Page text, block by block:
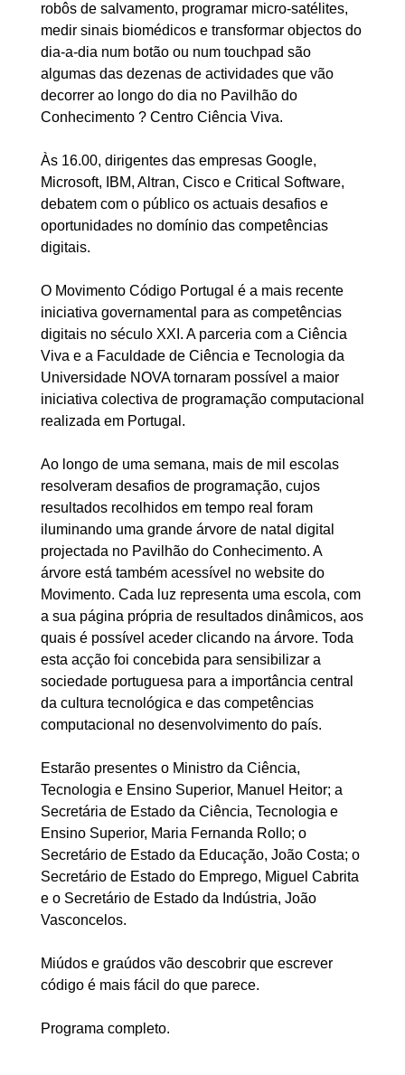
robôs de salvamento, programar micro-satélites,
medir sinais biomédicos e transformar objectos do
dia-a-dia num botão ou num touchpad são
algumas das dezenas de actividades que vão
decorrer ao longo do dia no Pavilhão do
Conhecimento ? Centro Ciência Viva.
Às 16.00, dirigentes das empresas Google,
Microsoft, IBM, Altran, Cisco e Critical Software,
debatem com o público os actuais desafios e
oportunidades no domínio das competências
digitais.
O Movimento Código Portugal é a mais recente
iniciativa governamental para as competências
digitais no século XXI. A parceria com a Ciência
Viva e a Faculdade de Ciência e Tecnologia da
Universidade NOVA tornaram possível a maior
iniciativa colectiva de programação computacional
realizada em Portugal.
Ao longo de uma semana, mais de mil escolas
resolveram desafios de programação, cujos
resultados recolhidos em tempo real foram
iluminando uma grande árvore de natal digital
projectada no Pavilhão do Conhecimento. A
árvore está também acessível no website do
Movimento. Cada luz representa uma escola, com
a sua página própria de resultados dinâmicos, aos
quais é possível aceder clicando na árvore. Toda
esta acção foi concebida para sensibilizar a
sociedade portuguesa para a importância central
da cultura tecnológica e das competências
computacional no desenvolvimento do país.
Estarão presentes o Ministro da Ciência,
Tecnologia e Ensino Superior, Manuel Heitor; a
Secretária de Estado da Ciência, Tecnologia e
Ensino Superior, Maria Fernanda Rollo; o
Secretário de Estado da Educação, João Costa; o
Secretário de Estado do Emprego, Miguel Cabrita
e o Secretário de Estado da Indústria, João
Vasconcelos.
Miúdos e graúdos vão descobrir que escrever
código é mais fácil do que parece.
Programa completo.